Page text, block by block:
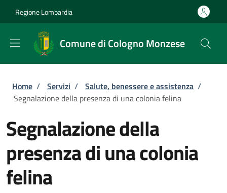
Regione Lombardia
Comune di Cologno Monzese
Briciole di pane
Home / Servizi / Salute, benessere e assistenza /
Segnalazione della presenza di una colonia felina
Segnalazione della
presenza di una colonia
felina